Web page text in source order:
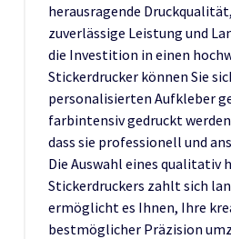
herausragende
zuverlässige Leistung und
die Investition in einen
Stickerdrucker können Sie
personalisierten Aufkleber
farbintensiv gedruckt
dass sie professionell und
Die Auswahl eines qualitativ
Stickerdruckers zahlt sich
ermöglicht es Ihnen, Ihre
bestmöglicher Präzision